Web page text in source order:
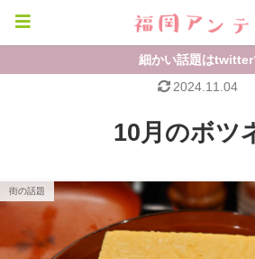
細かい話題はtwitter
10月のボツ
街の話題
2024.11.04